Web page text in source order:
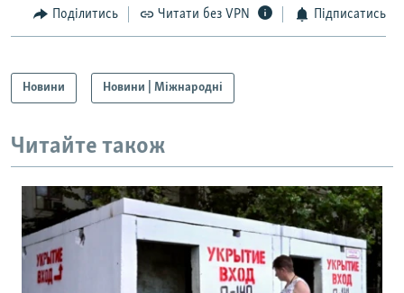
Поділитись Читати без VPN Підписатись
Новини Новини | Міжнародні
Читайте також